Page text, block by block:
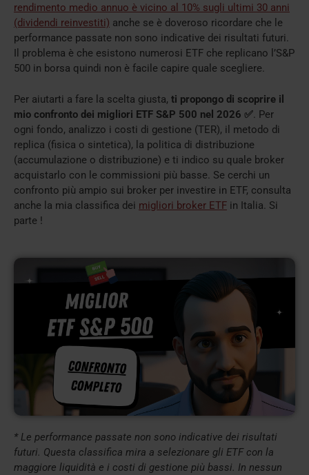
rendimento medio annuo è vicino al 10% sugli ultimi 30 anni
(dividendi reinvestiti) anche se è doveroso ricordare che le
performance passate non sono indicative dei risultati futuri.
Il problema è che esistono numerosi ETF che replicano l’S&P
500 in borsa quindi non è facile capire quale scegliere.
Per aiutarti a fare la scelta giusta, ti propongo di scoprire il
mio confronto dei migliori ETF S&P 500 nel 2026 ✅. Per
ogni fondo, analizzo i costi di gestione (TER), il metodo di
replica (fisica o sintetica), la politica di distribuzione
(accumulazione o distribuzione) e ti indico su quale broker
acquistarlo con le commissioni più basse. Se cerchi un
confronto più ampio sui broker per investire in ETF, consulta
anche la mia classifica dei migliori broker ETF in Italia. Si
parte !
* Le performance passate non sono indicative dei risultati
futuri. Questa classifica mira a selezionare gli ETF con la
maggiore liquidità e i costi di gestione più bassi. In nessun